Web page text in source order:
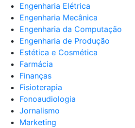
Engenharia Elétrica
Engenharia Mecânica
Engenharia da Computação
Engenharia de Produção
Estética e Cosmética
Farmácia
Finanças
Fisioterapia
Fonoaudiologia
Jornalismo
Marketing